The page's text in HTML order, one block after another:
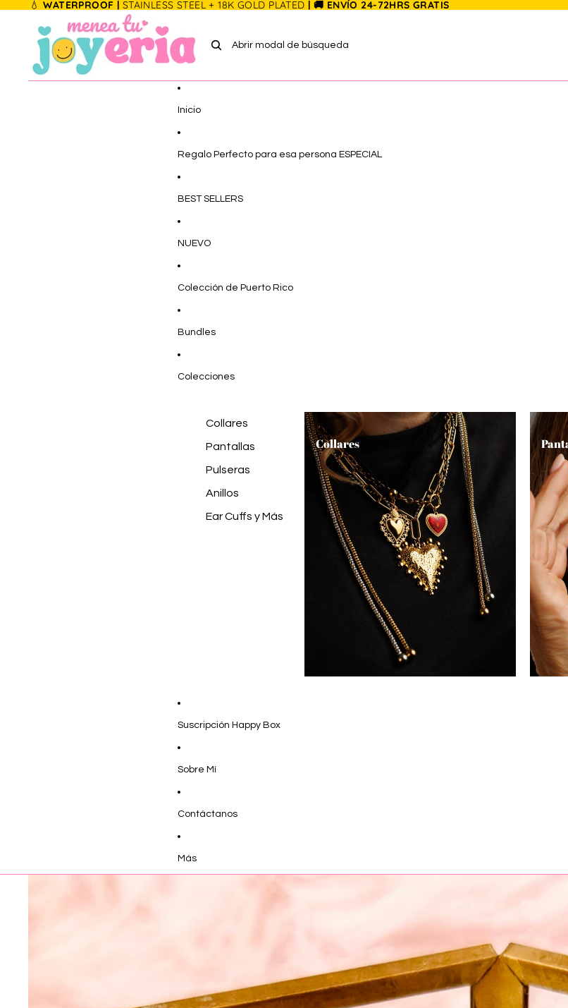
💧WATERPROOF | STAINLESS STEEL + 18K GOLD PLATED | 🚚 ENVÍO 24-72HRS GRATIS
Abrir modal de búsqueda
Inicio
Regalo Perfecto para esa persona ESPECIAL
BEST SELLERS
NUEVO
Colección de Puerto Rico
Bundles
Colecciones
Collares
Pantallas
Pulseras
Anillos
Ear Cuffs y Más
Collares
Suscripción Happy Box
Sobre Mí
Contáctanos
Más
Ir directamente a la información del producto